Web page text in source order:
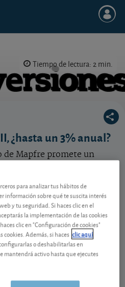
Tiempo de lectura: 2 min.
¿hasta un 3% anual?
de Mapfre promete un
si se dan las condiciones.
a SOCIOS
con visión
euro trabaje
para analizar tus hábitos de
información sobre qué te suscita interés
y tu seguridad. Si haces clic en el
la implementación de las cookies
clic en "Configuración de cookies"
Además, si haces clic aquí
o deshabilitarlas en
mantendrá activo hasta que ejecutes